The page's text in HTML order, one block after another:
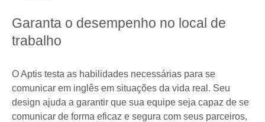
Garanta o desempenho no local de
trabalho
O Aptis testa as habilidades necessárias para se
comunicar em inglês em situações da vida real. Seu
design ajuda a garantir que sua equipe seja capaz de se
comunicar de forma eficaz e segura com seus parceiros,